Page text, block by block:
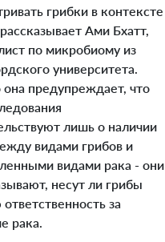
грибки в контексте
Ами Бхатт,
по микробиому из
университета.
предупреждает, что
лишь о наличии
видами грибов и
видами рака - они
несут ли грибы
за
рака.